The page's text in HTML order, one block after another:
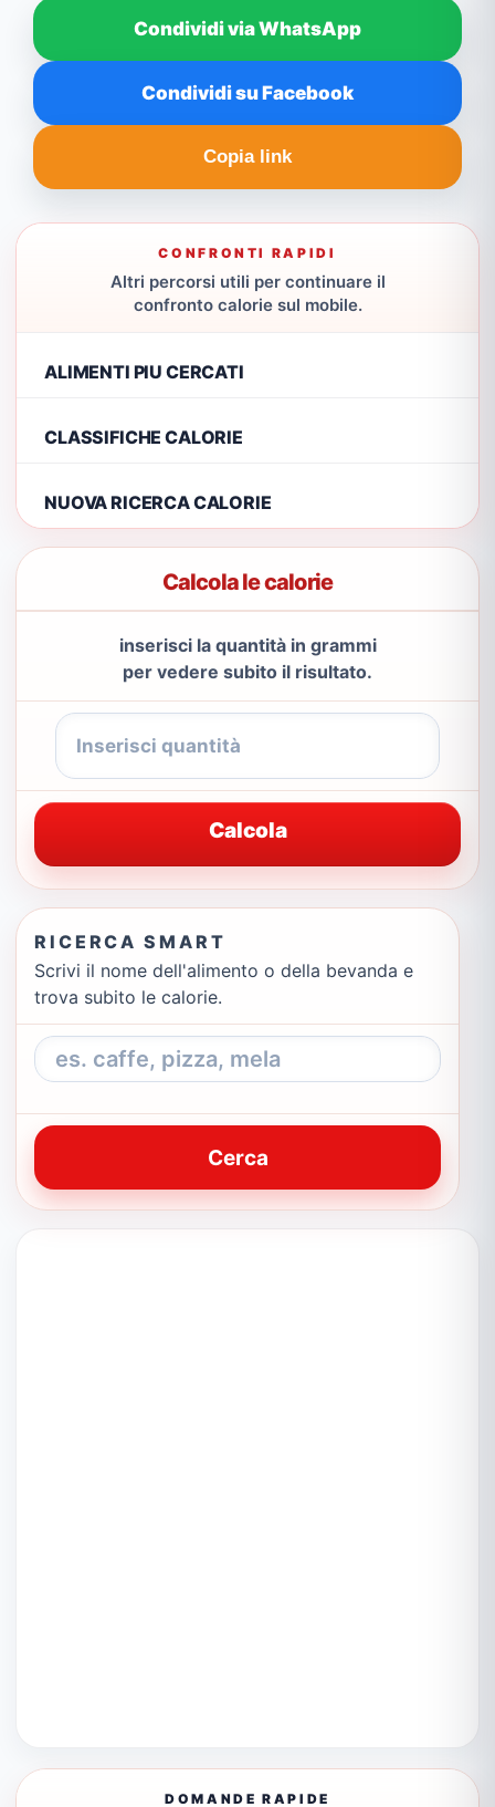
Condividi via WhatsApp
Condividi su Facebook
Copia link
CONFRONTI RAPIDI
Altri percorsi utili per continuare il
confronto calorie sul mobile.
ALIMENTI PIU CERCATI
CLASSIFICHE CALORIE
NUOVA RICERCA CALORIE
Calcola le calorie
inserisci la quantità in grammi
per vedere subito il risultato.
Calcola
RICERCA SMART
Scrivi il nome dell'alimento o della bevanda e
trova subito le calorie.
Cerca
DOMANDE RAPIDE